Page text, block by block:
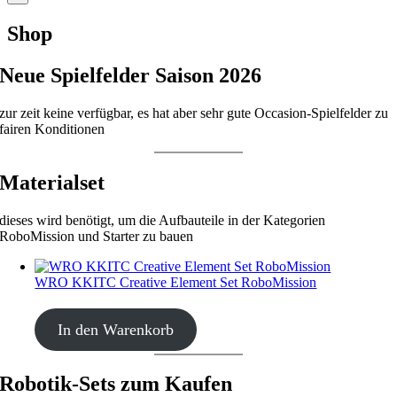
Shop
Neue Spielfelder Saison 2026
zur zeit keine verfügbar, es hat aber sehr gute Occasion-Spielfelder zu
fairen Konditionen
Materialset
dieses wird benötigt, um die Aufbauteile in der Kategorien
RoboMission und Starter zu bauen
WRO KKITC Creative Element Set RoboMission
CHF53.00
In den Warenkorb
Robotik-Sets zum Kaufen